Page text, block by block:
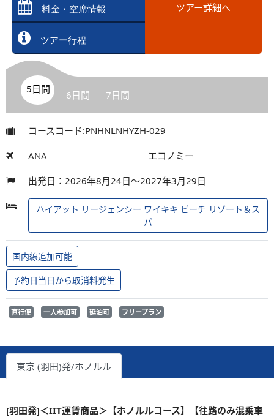
料金・空席情報
ツアー行程
ツアー詳細へ
5日間 6日間 7日間
コースコード:PNHNLNHYZH-029
ANA エコノミー
出発日：2026年8月24日～2027年3月29日
ハイアット リージェンシー ワイキキ ビーチ リゾート＆ス
パ
国内線追加可能
予約日当日から取消料発生
直行便 一人参加可 延泊可 フリープラン
東京 (羽田)発/ホノルル
[羽田発]＜IIT運賃商品＞【ホノルルコース】【往路のみ混乗車